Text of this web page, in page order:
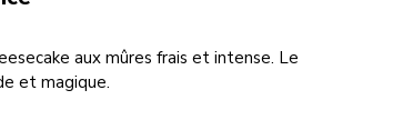
aux mûres frais et intense. Le
et magique.